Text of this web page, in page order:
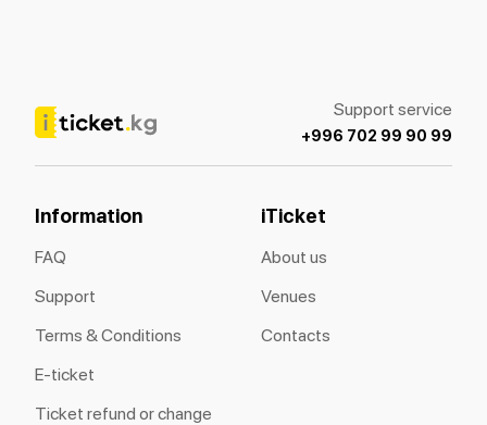
Support service
+996 702 99 90 99
Information
FAQ
Support
Terms & Conditions
E-ticket
Ticket refund or change
iTicket
About us
Venues
Contacts